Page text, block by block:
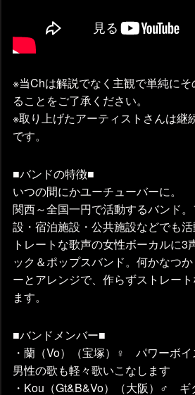
※当Chは解説でなく主観で単純に
ることをご了承ください。
※取り上げたアーティストさんは継
です。
■バンドの特徴■
いつの間にかユーチューバーに。
関西～全国一円で活動するバンド
設・宿泊施設・公共施設などでも
トレートな歌声の女性ボーカルに3
ック＆ポップスバンド。何かなつ
ーとアレンジで、作らずストレー
ます。
■バンドメンバー■
・蘭（Vo）（宝塚）♀ パワーボイ
男性の歌も軽々歌いこなします
・Kou（Gt&B&Vo）（大阪）♂ ギ